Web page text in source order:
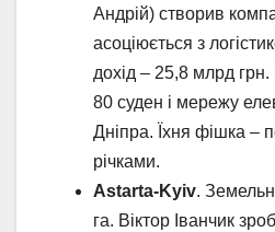
Андрій) створив
асоціюється з
дохід – 25,8 млрд
80 суден і мережу
Дніпра. Їхня фішка –
річками.
Astarta-Kyiv.
га. Віктор Іванчик